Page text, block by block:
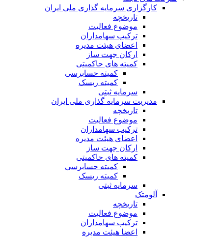
کارگزاری سرمایه گذاری ملی ایران
تاریخچه
موضوع فعالیت
ترکیب سهامداران
اعضای هیئت مدیره
ارکان جهت ساز
کمیته های حاکمیتی
کمیته حسابرسی
کمیته ریسک
سرمایه ثبتی
مدیریت سرمایه گذاری ملی ایران
تاریخچه
موضوع فعالیت
ترکیب سهامداران
اعضای هیئت مدیره
ارکان جهت ساز
کمیته های حاکمیتی
کمیته حسابرسی
کمیته ریسک
سرمایه ثبتی
آلومتک
تاریخچه
موضوع فعالیت
ترکیب سهامداران
اعضا هیئت مدیره